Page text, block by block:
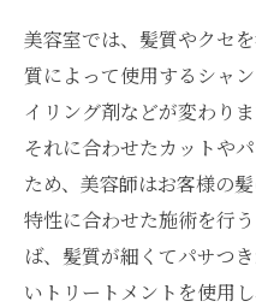
美容室では、髪質やクセ
質によって使用するシャ
イリング剤などが変わり
それに合わせたカットや
ため、美容師はお客様の
特性に合わせた施術を行
ば、髪質が細くてパサつ
いトリートメントを使用